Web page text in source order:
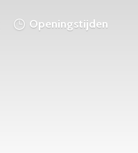
Openingstijden